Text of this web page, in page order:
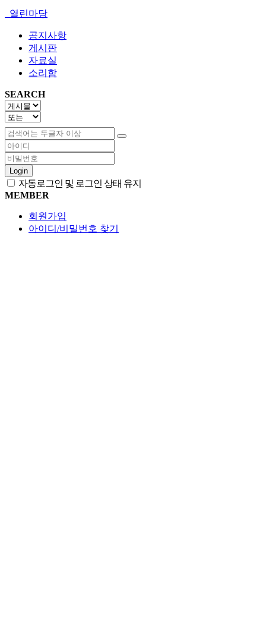
열린마당
공지사항
게시판
자료실
소리함
SEARCH
Login
자동로그인 및 로그인 상태 유지
MEMBER
회원가입
아이디/비밀번호 찾기